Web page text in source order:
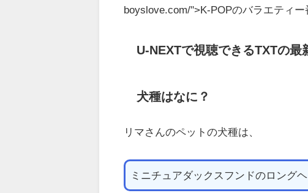
boyslove.com/">K-POPのバラエティー
U-NEXTで視聴できるTXTの最
犬種はなに？
リマさんのペットの犬種は、
ミニチュアダックスフンドのロング